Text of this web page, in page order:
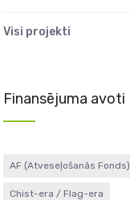
Visi projekti
Finansējuma avoti
AF (Atveseļošanās Fonds)
Chist-era / Flag-era